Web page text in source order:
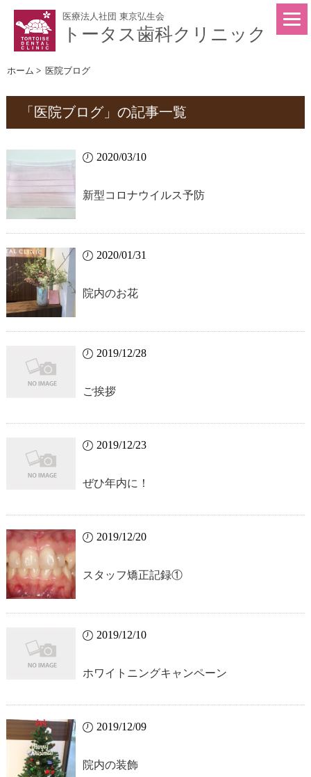
医療法人社団 東京弘生会
トータス歯科クリニック
ホーム > 医院ブログ
「医院ブログ」の記事一覧
2020/03/10
新型コロナウイルス予防
2020/01/31
院内のお花
2019/12/28
ご挨拶
2019/12/23
ぜひ年内に！
2019/12/20
スタッフ矯正記録①
2019/12/10
ホワイトニングキャンペーン
2019/12/09
院内の装飾